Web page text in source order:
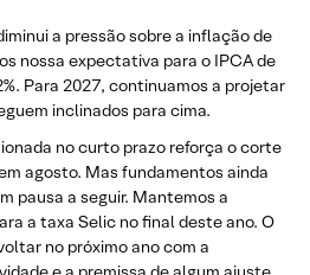
a pressão sobre a inflação de
nossa expectativa para o IPCA de
Para 2027, continuamos a projetar
inclinados para cima.
no curto prazo reforça o corte
agosto. Mas fundamentos ainda
pausa a seguir. Mantemos a
a taxa Selic no final deste ano. O
no próximo ano com a